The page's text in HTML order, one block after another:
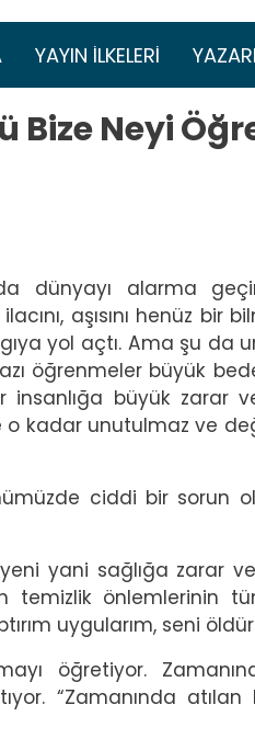
gezinti menüsü
YAYIN İLKELERI
Bize Neyi
dünyayı alarma
aşısını henüz
yol açtı. Ama şu da
öğrenmeler büyük
insanlığa büyük zarar
kadar unutulmaz ve
ciddi bir sorun
yani sağlığa zarar
temizlik önlemlerinin
uygularım, seni
öğretiyor.
“Zamanında